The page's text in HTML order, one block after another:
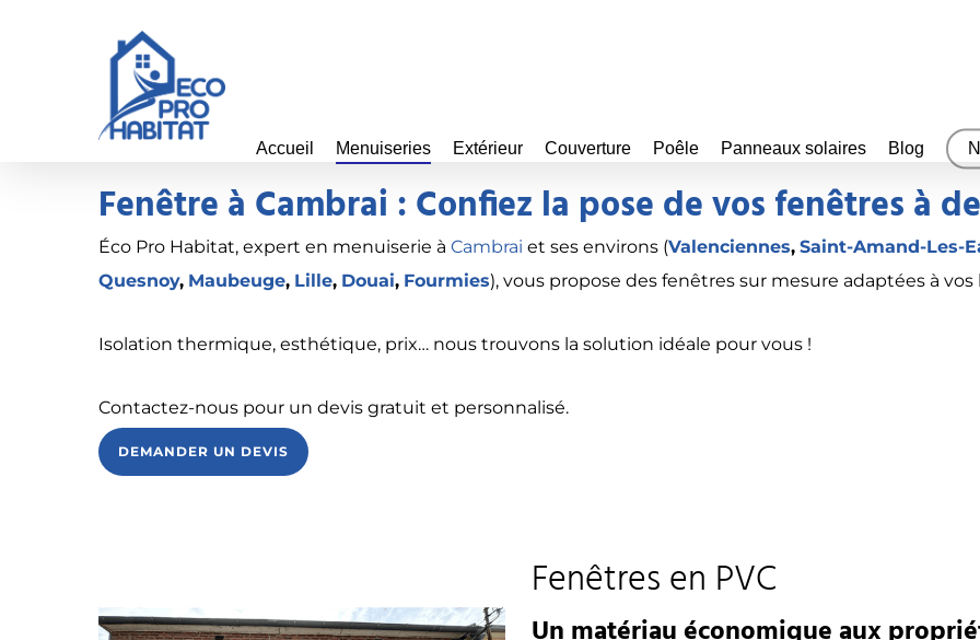
Accueil Menuiseries Extérieur Couverture Poêle Panneaux solaires Blog
Fenêtre à Cambrai : Confiez la pose de vos fenêtres à
Éco Pro Habitat, expert en menuiserie àCambrai et ses environs (Valenciennes, Saint-Amand-Les-
Quesnoy, Maubeuge, Lille, Douai, Fourmies), vous propose des fenêtres sur mesure adaptées à
Isolation thermique, esthétique, prix… nous trouvons la solution idéale pour vous !
Contactez-nous pour un devis gratuit et personnalisé.
DEMANDER UN DEVIS
Fenêtres en PVC